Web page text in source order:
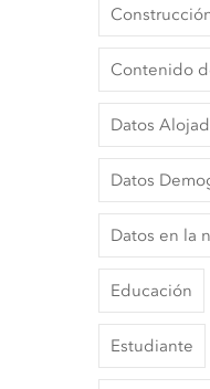
Contenido
Datos
Datos
Datos en la
Educación
Estudiante